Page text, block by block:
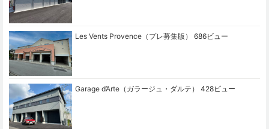
Les Vents Provence（プレ募集版） 686ビュー
Garage d’Arte（ガラージュ・ダルテ） 428ビュー